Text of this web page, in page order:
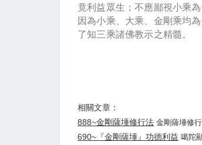
竟利益眾生；不應鄙視小乘
因為小乘、大乘、金剛乘均
了知三乘諸佛教示之精髓。
相關文章：
888~金剛薩埵修行法 金剛薩埵修
690~『金剛薩埵』功德利益 噶陀